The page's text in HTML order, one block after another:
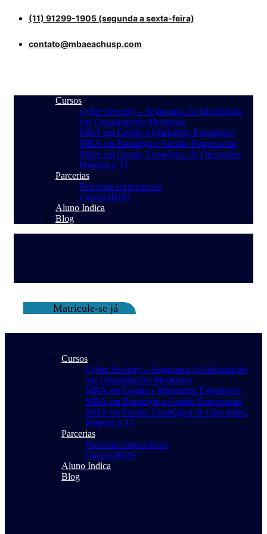
(11) 91299-1905 (segunda a sexta-feira)
contato@mbaeachusp.com
Cursos
Cyber Security – Segurança da Informação
nas Organizações Modernas
MBA em Gestão e Marketing Estratégico
MBA em Estratégia e Gestão Empresarial
MBA em Gestão Estratégica de Operações,
Projetos e TI
Parcerias
Parcerias corporativas
Cursos IBDS
Aluno Indica
Blog
Matricule-se já
Cursos
Cyber Security – Segurança da Informação
nas Organizações Modernas
MBA em Gestão e Marketing Estratégico
MBA em Estratégia e Gestão Empresarial
MBA em Gestão Estratégica de Operações,
Projetos e TI
Parcerias
Parcerias corporativas
Cursos IBDS
Aluno Indica
Blog